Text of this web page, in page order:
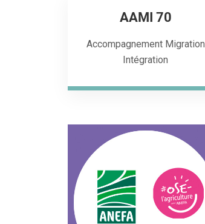
AAMI 70
Accompagnement Migration
Intégration